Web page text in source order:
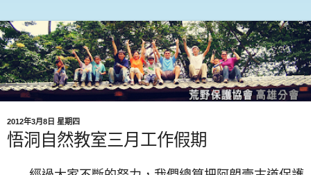
2012年3月8日 星期四
悟洞自然教室三月工作假期